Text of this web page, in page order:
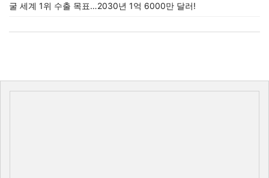
굴 세계 1위 수출 목표…2030년 1억 6000만 달러!